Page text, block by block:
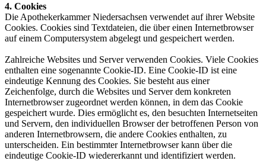
4. Cookies
Die Apothekerkammer Niedersachsen verwendet auf ihrer Website
Cookies. Cookies sind Textdateien, die über einen Internetbrowser
auf einem Computersystem abgelegt und gespeichert werden.
Zahlreiche Websites und Server verwenden Cookies. Viele Cookies
enthalten eine sogenannte Cookie-ID. Eine Cookie-ID ist eine
eindeutige Kennung des Cookies. Sie besteht aus einer
Zeichenfolge, durch die Websites und Server dem konkreten
Internetbrowser zugeordnet werden können, in dem das Cookie
gespeichert wurde. Dies ermöglicht es, den besuchten Internetseiten
und Servern, den individuellen Browser der betroffenen Person von
anderen Internetbrowsern, die andere Cookies enthalten, zu
unterscheiden. Ein bestimmter Internetbrowser kann über die
eindeutige Cookie-ID wiedererkannt und identifiziert werden.